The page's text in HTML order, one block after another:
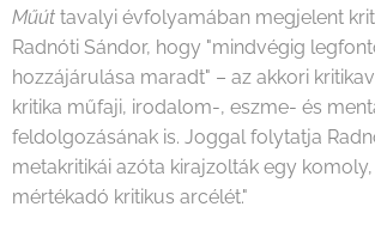
Műút tavalyi évfolyamában megjelent
Radnóti Sándor, hogy "mindvégig
hozzájárulása maradt" – az akkori
kritika műfaji, irodalom-, eszme- és
feldolgozásának is. Joggal folytatja
metakritikái azóta kirajzolták egy
mértékadó kritikus arcélét."